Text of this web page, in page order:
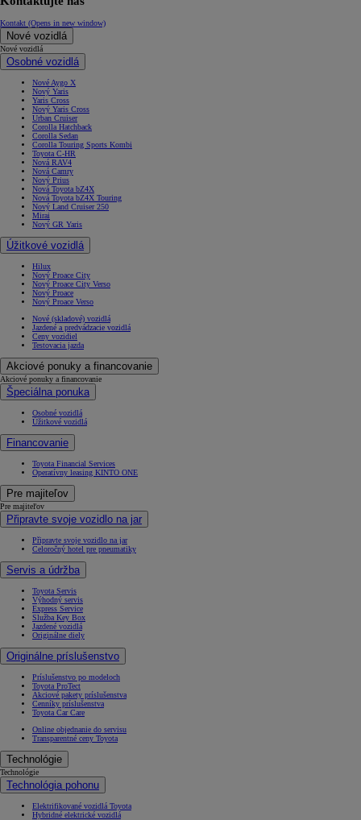
Kontakt (Opens in new window)
Nové vozidlá
Nové vozidlá
Osobné vozidlá
Nové Aygo X
Nový Yaris
Yaris Cross
Nový Yaris Cross
Urban Cruiser
Corolla Hatchback
Corolla Sedan
Corolla Touring Sports Kombi
Toyota C-HR
Nová RAV4
Nová Camry
Nový Prius
Nová Toyota bZ4X
Nová Toyota bZ4X Touring
Nový Land Cruiser 250
Mirai
Nový GR Yaris
Úžitkové vozidlá
Hilux
Nový Proace City
Nový Proace City Verso
Nový Proace
Nový Proace Verso
Nové (skladové) vozidlá
Jazdené a predvádzacie vozidlá
Ceny vozidiel
Testovacia jazda
Akciové ponuky a financovanie
Akciové ponuky a financovanie
Špeciálna ponuka
Osobné vozidlá
Úžitkové vozidlá
Financovanie
Toyota Financial Services
Operatívny leasing KINTO ONE
Pre majiteľov
Pre majiteľov
Připravte svoje vozidlo na jar
Připravte svoje vozidlo na jar
Celoročný hotel pre pneumatiky
Servis a údržba
Toyota Servis
Výhodný servis
Express Service
Služba Key Box
Jazdené vozidlá
Originálne diely
Originálne príslušenstvo
Príslušenstvo po modeloch
Toyota ProTect
Akciové pakety príslušenstva
Cenníky príslušenstva
Toyota Car Care
Online objednanie do servisu
Transparentné ceny Toyota
Technológie
Technológie
Technológia pohonu
Elektrifikované vozidlá Toyota
Hybridné elektrické vozidlá